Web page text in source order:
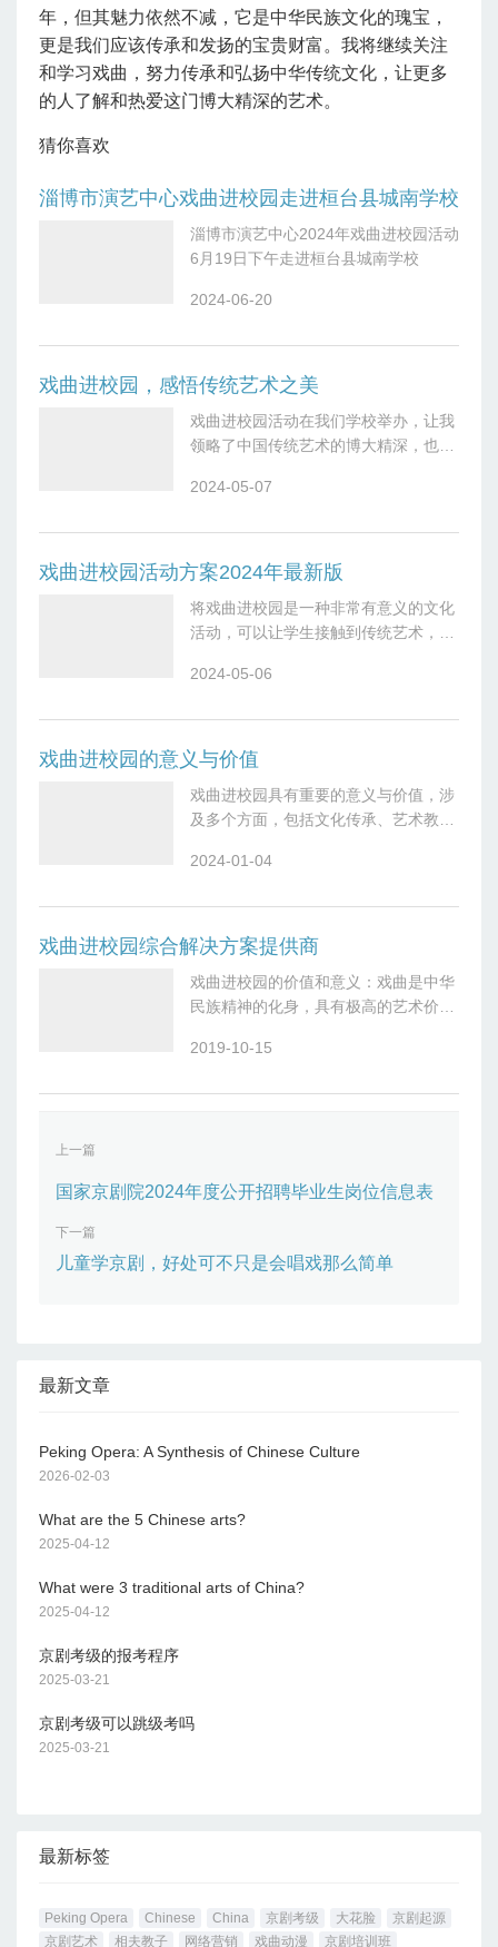
年，但其魅力依然不减，它是中华民族文化的瑰宝，
更是我们应该传承和发扬的宝贵财富。我将继续关注
和学习戏曲，努力传承和弘扬中华传统文化，让更多
的人了解和热爱这门博大精深的艺术。
猜你喜欢
淄博市演艺中心戏曲进校园走进桓台县城南学校
淄博市演艺中心2024年戏曲进校园活动
6月19日下午走进桓台县城南学校
2024-06-20
戏曲进校园，感悟传统艺术之美
戏曲进校园活动在我们学校举办，让我
领略了中国传统艺术的博大精深，也深
术魅力。活动开始时，我并不是特别了
2024-05-07
戏曲进校园活动方案2024年最新版
将戏曲进校园是一种非常有意义的文化
活动，可以让学生接触到传统艺术，增
是一个戏曲进校园活动方案的大致框
2024-05-06
戏曲进校园的意义与价值
戏曲进校园具有重要的意义与价值，涉
及多个方面，包括文化传承、艺术教
1.文化传承与传统价值观培养：-戏曲是
2024-01-04
戏曲进校园综合解决方案提供商
戏曲进校园的价值和意义：戏曲是中华
民族精神的化身，具有极高的艺术价值
瑰宝。让戏曲走进校园，对传承中华民
2019-10-15
上一篇
国家京剧院2024年度公开招聘毕业生岗位信息表
下一篇
儿童学京剧，好处可不只是会唱戏那么简单
最新文章
Peking Opera: A Synthesis of Chinese Culture
2026-02-03
What are the 5 Chinese arts?
2025-04-12
What were 3 traditional arts of China?
2025-04-12
京剧考级的报考程序
2025-03-21
京剧考级可以跳级考吗
2025-03-21
最新标签
Peking Opera Chinese China 京剧考级 大花脸
京剧起源
京剧艺术
相夫教子 网络营销 戏曲动漫 京剧培训班